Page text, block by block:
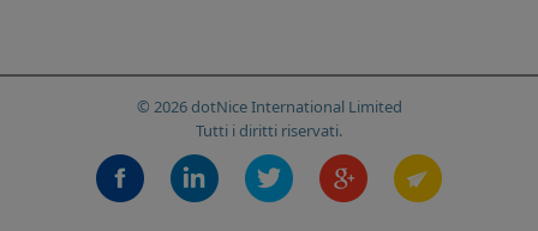
© 2026 dotNice International Limited
Tutti i diritti riservati.